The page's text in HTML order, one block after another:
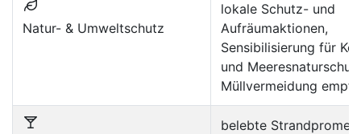
Natur- & Umweltschutz
lokale Schutz- und
Aufräumaktionen,
Sensibilisierung für
und
Müllvermeidung
belebte